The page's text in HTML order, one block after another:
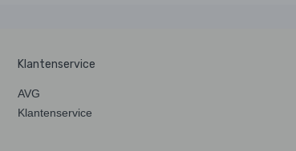
Klantenservice
AVG
Klantenservice